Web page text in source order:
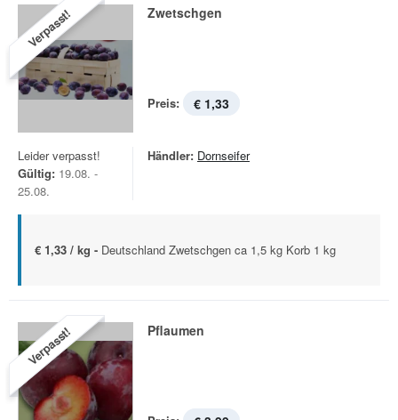
Verpasst! Zwetschgen
Preis: € 1,33
Leider verpasst!
Gültig: 19.08. -
25.08.
Händler: Dornseifer
€ 1,33 / kg - Deutschland Zwetschgen ca 1,5 kg Korb 1 kg
Verpasst! Pflaumen